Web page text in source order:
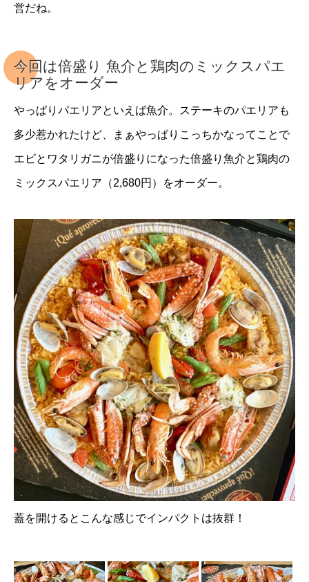
営だね。
今回は倍盛り 魚介と鶏肉のミックスパエ
リアをオーダー
やっぱりパエリアといえば魚介。ステーキのパエリアも
多少惹かれたけど、まぁやっぱりこっちかなってことで
エビとワタリガニが倍盛りになった倍盛り魚介と鶏肉の
ミックスパエリア（2,680円）をオーダー。
蓋を開けるとこんな感じでインパクトは抜群！